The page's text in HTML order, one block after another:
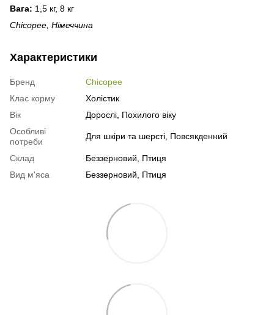
Вага: 1,5 кг, 8 кг
Chicopee, Німеччина
Характеристики
Бренд
Chicopee
Клас корму
Холістик
Вік
Дорослі, Похилого віку
Особливі
потреби
Для шкіри та шерсті, Повсякденний
Склад
Беззерновий, Птиця
Вид м'яса
Беззерновий, Птиця